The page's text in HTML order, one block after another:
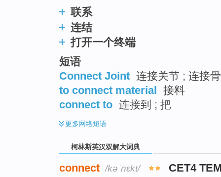
联系
连结
打开一个终端
短语
Connect Joint 连接关节 ; 连接
to connect material 接料
connect to 连接到 ; 把
更多网络短语
柯林斯英汉双解大词典
connect /kəˈnɛkt/ CET4